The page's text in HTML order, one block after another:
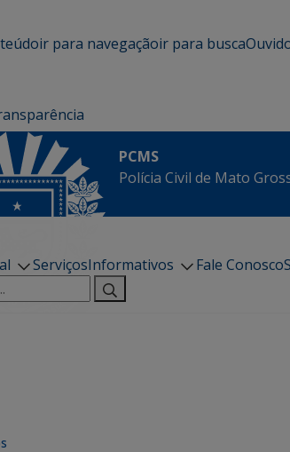
ir para navegaçãoir para busca
PCMS
Polícia Civil de Mato
ServiçosInformativos Fale Conosco